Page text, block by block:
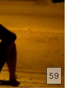
59